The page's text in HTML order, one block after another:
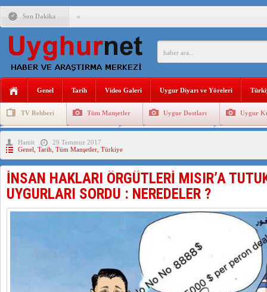
Son Dakika
ANAHTAR PARTİ GENEL BAŞKANI AĞIRALİOĞLU :
DİYANET AKADEMİSİ BAŞKANI DOÇ.DR.KAAN : DOĞU
150 YILDIR KAYNAYAN YARAMIZ : ÇİN İŞGALİNDEKİ
MHP’DEN URUMÇİ KATLİAMI MESAJİ : 05.07.2009
ÇİN’İN ANKARA BÜYÜKELÇİSİ JİANG’İN TRABZON
İŞGALCİ ÇİN’DEN “FETİHLER SULTANI
Genel Tarih Video Galeri Uygur Diyarı ve Yöreleri
TV Rehberi Tüm Manşetler Uygur Dostları Uygur
Uygurlarda Düğün ve Cenaze
Hamit
29 Temmuz 2017
Genel Tarih Tüm Manşetler Türkiye
İNSAN HAKLARI ÖRGÜTLERİ MISIR’A
UYGURLARI SORDU : NEREDELER ?